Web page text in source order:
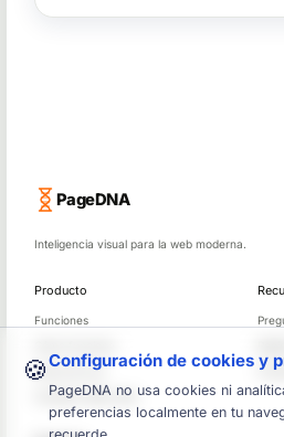
PageDNA
Inteligencia visual para la web moderna.
Producto
Funciones
Casos de uso
Compara sitios web
🍪Configuración de cookies y
PageDNA no usa cookies ni
preferencias localmente en tu